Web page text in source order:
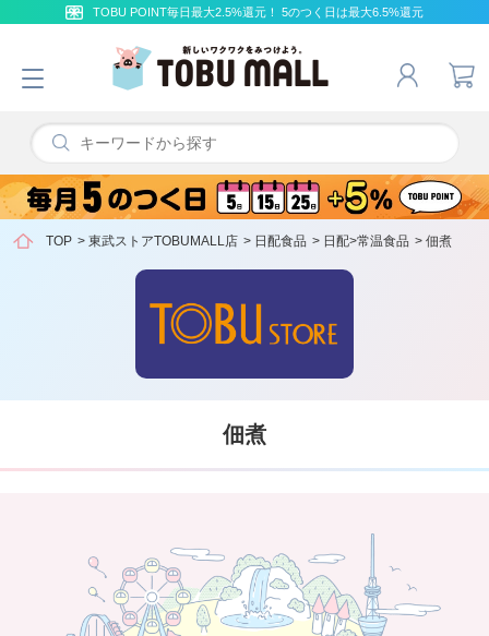
TOBU POINT毎日最大2.5%還元！ 5のつく日は最大6.5%還元
TOP > 東武ストアTOBUMALL店 > 日配食品 > 日配>常温食品 > 佃煮
佃煮